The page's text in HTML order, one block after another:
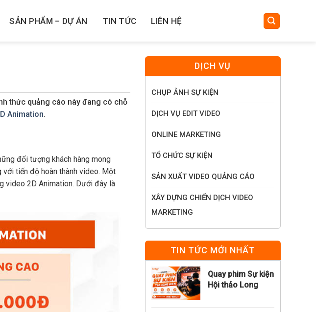
SẢN PHẨM – DỰ ÁN TIN TỨC LIÊN HỆ
thức quảng cáo này đang có chỗ
Animation.
đối tượng khách hàng mong
tiến độ hoàn thành video. Một
video 2D Animation. Dưới đây là
DỊCH VỤ
CHỤP ẢNH SỰ KIỆN
DỊCH VỤ EDIT VIDEO
ONLINE MARKETING
TỔ CHỨC SỰ KIỆN
SẢN XUẤT VIDEO QUẢNG CÁO
XÂY DỰNG CHIẾN DỊCH VIDEO
MARKETING
TIN TỨC MỚI NHẤT
Quay phim Sự kiện
Hội thảo Long